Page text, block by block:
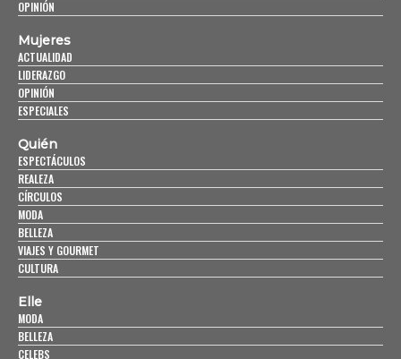
OPINIÓN
Mujeres
ACTUALIDAD
LIDERAZGO
OPINIÓN
ESPECIALES
Quién
ESPECTÁCULOS
REALEZA
CÍRCULOS
MODA
BELLEZA
VIAJES Y GOURMET
CULTURA
Elle
MODA
BELLEZA
CELEBS